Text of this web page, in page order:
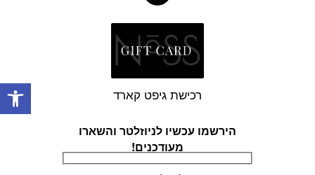
הירשמו עכשיו לניוזלטר והשארו
מעודכנים!
רכישת גיפט קארד